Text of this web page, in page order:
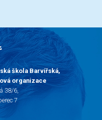
škola Barvířská,
organizace
38/6,
7